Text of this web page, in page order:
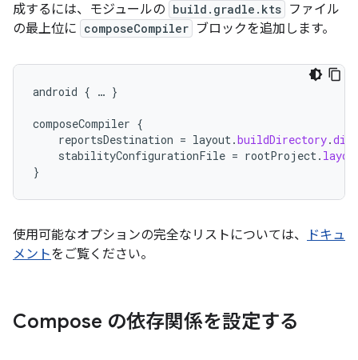
成するには、モジュールの build.gradle.kts ファイル
の最上位に composeCompiler ブロックを追加します。
android { … }
composeCompiler {
reportsDestination = layout.buildDirectory.dir
stabilityConfigurationFile = rootProject.
}
使用可能なオプションの完全なリストについては、
ドキュ
メントをご覧ください。
Compose の依存関係を設定する